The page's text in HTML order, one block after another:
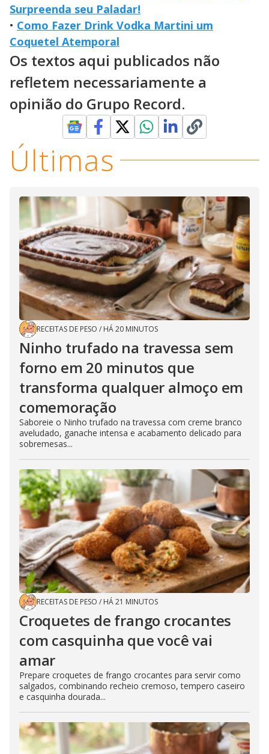
Surpreenda seu Paladar!
• Como Fazer Drink Vodka Martini um
Coquetel Atemporal
Os textos aqui publicados não
refletem necessariamente a
opinião do Grupo Record.
Últimas
RECEITAS DE PESO / HÁ 20 MINUTOS
Ninho trufado na travessa sem
forno em 20 minutos que
transforma qualquer almoço em
comemoração
Saboreie o Ninho trufado na travessa com creme branco
aveludado, ganache intensa e acabamento delicado para
sobremesas...
RECEITAS DE PESO / HÁ 21 MINUTOS
Croquetes de frango crocantes
com casquinha que você vai
amar
Prepare croquetes de frango crocantes para servir como
salgados, combinando recheio cremoso, tempero caseiro
e casquinha dourada...